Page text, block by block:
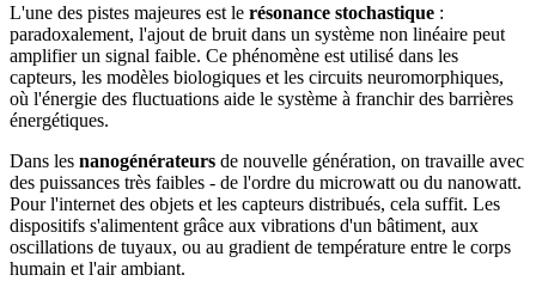
L'une des pistes majeures est le résonance stochastique :
paradoxalement, l'ajout de bruit dans un système non linéaire peut
amplifier un signal faible. Ce phénomène est utilisé dans les
capteurs, les modèles biologiques et les circuits neuromorphiques,
où l'énergie des fluctuations aide le système à franchir des barrières
énergétiques.
Dans les nanogénérateurs de nouvelle génération, on travaille avec
des puissances très faibles - de l'ordre du microwatt ou du nanowatt.
Pour l'internet des objets et les capteurs distribués, cela suffit. Les
dispositifs s'alimentent grâce aux vibrations d'un bâtiment, aux
oscillations de tuyaux, ou au gradient de température entre le corps
humain et l'air ambiant.